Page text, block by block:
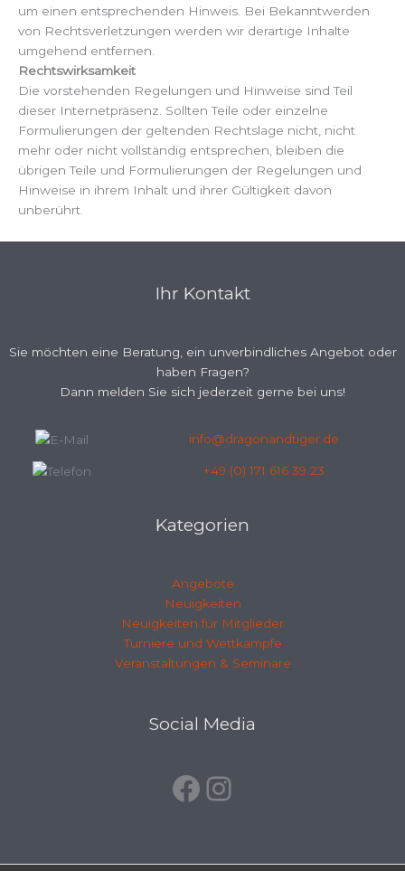
um einen entsprechenden Hinweis. Bei Bekanntwerden
von Rechtsverletzungen werden wir derartige Inhalte
umgehend entfernen.
Rechtswirksamkeit
Die vorstehenden Regelungen und Hinweise sind Teil
dieser Internetpräsenz. Sollten Teile oder einzelne
Formulierungen der geltenden Rechtslage nicht, nicht
mehr oder nicht vollständig entsprechen, bleiben die
übrigen Teile und Formulierungen der Regelungen und
Hinweise in ihrem Inhalt und ihrer Gültigkeit davon
unberührt.
Ihr Kontakt
Sie möchten eine Beratung, ein unverbindliches Angebot oder
haben Fragen?
Dann melden Sie sich jederzeit gerne bei uns!
info@dragonandtiger.de
+49 (0) 171 616 39 23
Kategorien
Angebote
Neuigkeiten
Neuigkeiten für Mitglieder
Turniere und Wettkämpfe
Veranstaltungen & Seminare
Social Media
Facebook